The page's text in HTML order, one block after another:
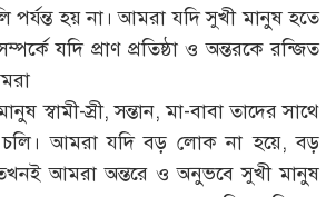
পর্যন্ত হয় না। আমরা যদি সুখী মানুষ হতে
যদি প্রাণ প্রতিষ্ঠা ও অন্তরকে রন্জিত
স্বামী-স্রী, সন্তান, মা-বাবা তাদের সাথে
চলি। আমরা যদি বড় লোক না হয়ে, বড়
আমরা অন্তরে ও অনুভবে সুখী মানুষ